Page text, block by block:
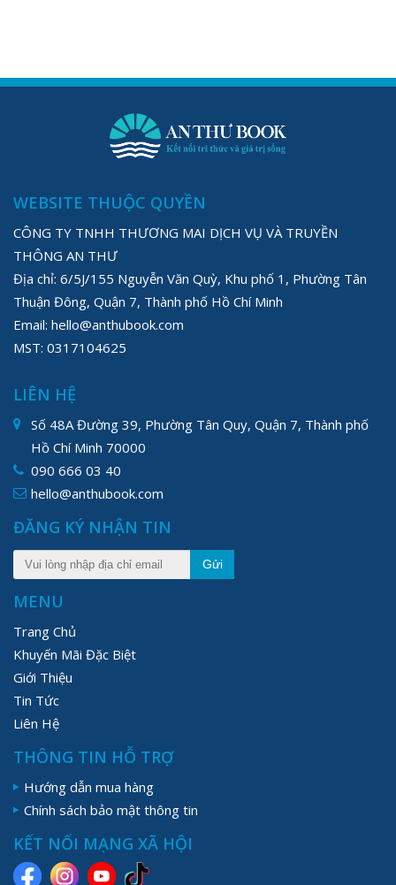
WEBSITE THUỘC QUYỀN
CÔNG TY TNHH THƯƠNG MAI DỊCH VỤ VÀ TRUYỀN
THÔNG AN THƯ
Địa chỉ: 6/5J/155 Nguyễn Văn Quỳ, Khu phố 1, Phường Tân
Thuận Đông, Quận 7, Thành phố Hồ Chí Minh
Email: hello@anthubook.com
MST: 0317104625
LIÊN HỆ
Số 48A Đường 39, Phường Tân Quy, Quận 7, Thành phố
Hồ Chí Minh 70000
090 666 03 40
hello@anthubook.com
ĐĂNG KÝ NHẬN TIN
Gửi
MENU
Trang Chủ
Khuyến Mãi Đặc Biệt
Giới Thiệu
Tin Tức
Liên Hệ
THÔNG TIN HỖ TRỢ
Hướng dẫn mua hàng
Chính sách bảo mật thông tin
KẾT NỐI MẠNG XÃ HỘI